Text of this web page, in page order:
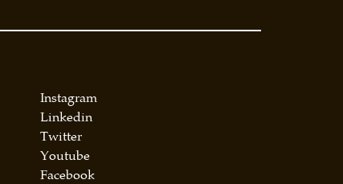
Instagram
Linkedin
Twitter
Youtube
Facebook